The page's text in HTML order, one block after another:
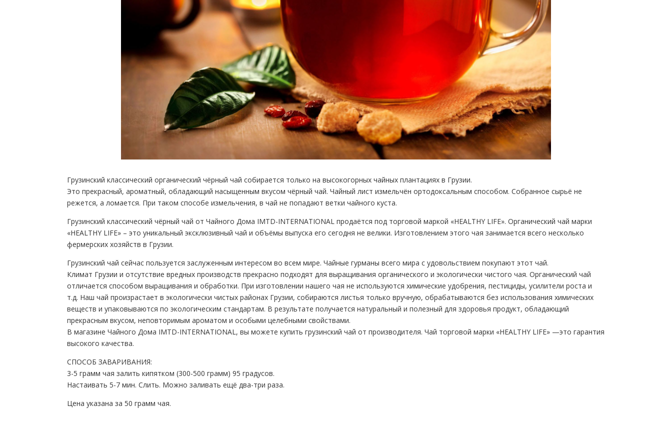
Грузинский классический органический чёрный чай собирается только на высокогорных чайных плантациях в Грузии.
Это прекрасный, ароматный, обладающий насыщенным вкусом чёрный чай. Чайный лист измельчён ортодоксальным способом. Собранное сырьё не
режется, а ломается. При таком способе измельчения, в чай не попадают ветки чайного куста.
Грузинский классический чёрный чай от Чайного Дома IMTD-INTERNATIONAL продаётся под торговой маркой «HEALTHY LIFE». Органический чай марки
«HEALTHY LIFE» – это уникальный эксклюзивный чай и объёмы выпуска его сегодня не велики. Изготовлением этого чая занимается всего несколько
фермерских хозяйств в Грузии.
Грузинский чай сейчас пользуется заслуженным интересом во всем мире. Чайные гурманы всего мира с удовольствием покупают этот чай.
Климат Грузии и отсутствие вредных производств прекрасно подходят для выращивания органического и экологически чистого чая. Органический чай
отличается способом выращивания и обработки. При изготовлении нашего чая не используются химические удобрения, пестициды, усилители роста и
т.д. Наш чай произрастает в экологически чистых районах Грузии, собираются листья только вручную, обрабатываются без использования химических
веществ и упаковываются по экологическим стандартам. В результате получается натуральный и полезный для здоровья продукт, обладающий
прекрасным вкусом, неповторимым ароматом и особыми целебными свойствами.
В магазине Чайного Дома IMTD-INTERNATIONAL, вы можете купить грузинский чай от производителя. Чай торговой марки «HEALTHY LIFE» —это гарантия
высокого качества.
СПОСОБ ЗАВАРИВАНИЯ:
3-5 грамм чая залить кипятком (300-500 грамм) 95 градусов.
Настаивать 5-7 мин. Слить. Можно заливать ещё два-три раза.
Цена указана за 50 грамм чая.